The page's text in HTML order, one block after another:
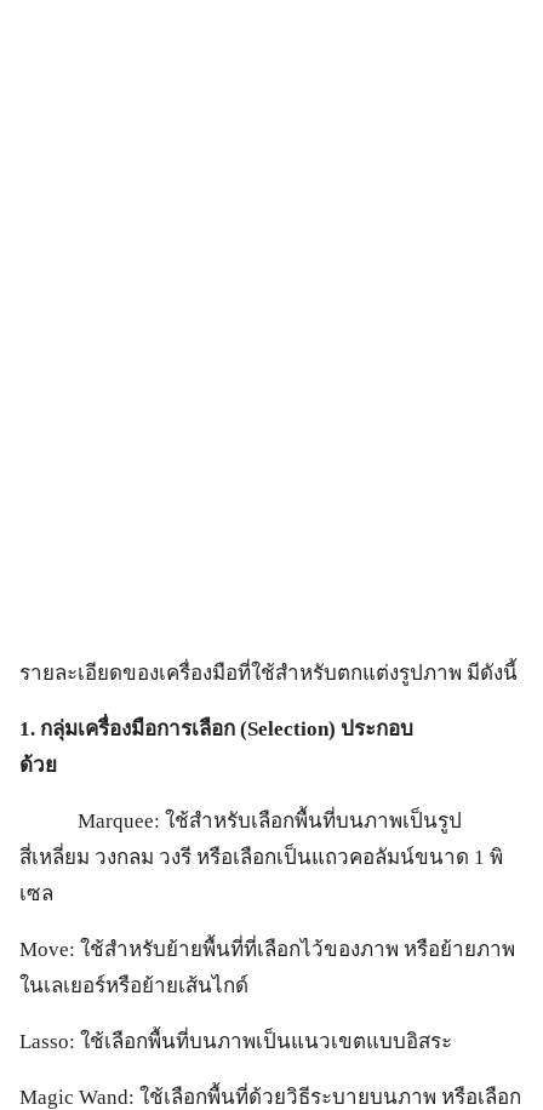
รายละเอียดของเครื่องมือที่ใช้สำหรับตกแต่งรูปภาพ มีดังนี้
1. กลุ่มเครื่องมือการเลือก (Selection) ประกอบ
ด้วย
Marquee: ใช้สำหรับเลือกพื้นที่บนภาพเป็นรูป
สี่เหลี่ยม วงกลม วงรี หรือเลือกเป็นแถวคอลัมน์ขนาด 1 พิ
เซล
Move: ใช้สำหรับย้ายพื้นที่ที่เลือกไว้ของภาพ หรือย้ายภาพ
ในเลเยอร์หรือย้ายเส้นไกด์
Lasso: ใช้เลือกพื้นที่บนภาพเป็นแนวเขตแบบอิสระ
Magic Wand: ใช้เลือกพื้นที่ด้วยวิธีระบายบนภาพ หรือเลือก